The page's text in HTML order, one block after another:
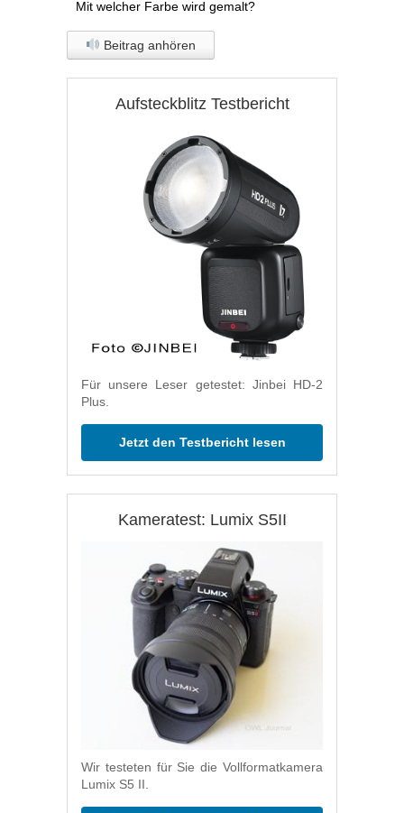
Mit welcher Farbe wird gemalt?
Beitrag anhören
Aufsteckblitz Testbericht
Für unsere Leser getestet: Jinbei HD-2
Plus.
Jetzt den Testbericht lesen
Kameratest: Lumix S5II
Wir testeten für Sie die Vollformatkamera
Lumix S5 II.